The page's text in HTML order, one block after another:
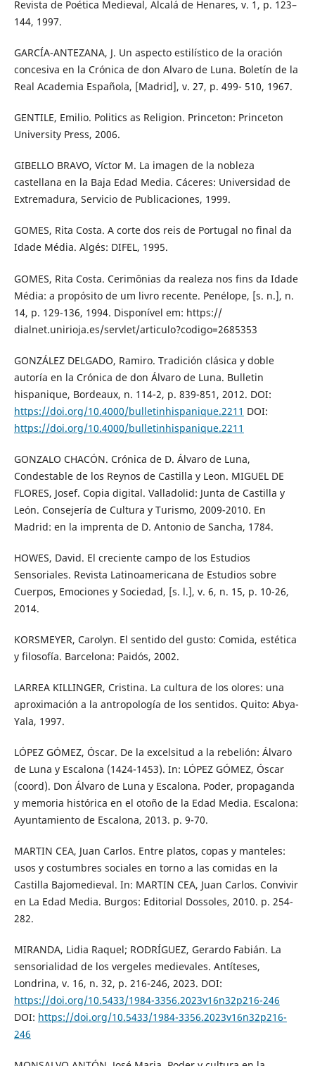
Revista de Poética Medieval, Alcalá de Henares, v. 1, p. 123–
144, 1997.
GARCÍA-ANTEZANA, J. Un aspecto estilístico de la oración
concesiva en la Crónica de don Alvaro de Luna. Boletín de la
Real Academia Española, [Madrid], v. 27, p. 499- 510, 1967.
GENTILE, Emilio. Politics as Religion. Princeton: Princeton
University Press, 2006.
GIBELLO BRAVO, Víctor M. La imagen de la nobleza
castellana en la Baja Edad Media. Cáceres: Universidad de
Extremadura, Servicio de Publicaciones, 1999.
GOMES, Rita Costa. A corte dos reis de Portugal no final da
Idade Média. Algés: DIFEL, 1995.
GOMES, Rita Costa. Cerimônias da realeza nos fins da Idade
Média: a propósito de um livro recente. Penélope, [s. n.], n.
14, p. 129-136, 1994. Disponível em: https://
dialnet.unirioja.es/servlet/articulo?codigo=2685353
GONZÁLEZ DELGADO, Ramiro. Tradición clásica y doble
autoría en la Crónica de don Álvaro de Luna. Bulletin
hispanique, Bordeaux, n. 114-2, p. 839-851, 2012. DOI:
https://doi.org/10.4000/bulletinhispanique.2211 DOI:
https://doi.org/10.4000/bulletinhispanique.2211
GONZALO CHACÓN. Crónica de D. Álvaro de Luna,
Condestable de los Reynos de Castilla y Leon. MIGUEL DE
FLORES, Josef. Copia digital. Valladolid: Junta de Castilla y
León. Consejería de Cultura y Turismo, 2009-2010. En
Madrid: en la imprenta de D. Antonio de Sancha, 1784.
HOWES, David. El creciente campo de los Estudios
Sensoriales. Revista Latinoamericana de Estudios sobre
Cuerpos, Emociones y Sociedad, [s. l.], v. 6, n. 15, p. 10-26,
2014.
KORSMEYER, Carolyn. El sentido del gusto: Comida, estética
y filosofía. Barcelona: Paidós, 2002.
LARREA KILLINGER, Cristina. La cultura de los olores: una
aproximación a la antropología de los sentidos. Quito: Abya-
Yala, 1997.
LÓPEZ GÓMEZ, Óscar. De la excelsitud a la rebelión: Álvaro
de Luna y Escalona (1424-1453). In: LÓPEZ GÓMEZ, Óscar
(coord). Don Álvaro de Luna y Escalona. Poder, propaganda
y memoria histórica en el otoño de la Edad Media. Escalona:
Ayuntamiento de Escalona, 2013. p. 9-70.
MARTIN CEA, Juan Carlos. Entre platos, copas y manteles:
usos y costumbres sociales en torno a las comidas en la
Castilla Bajomedieval. In: MARTIN CEA, Juan Carlos. Convivir
en La Edad Media. Burgos: Editorial Dossoles, 2010. p. 254-
282.
MIRANDA, Lidia Raquel; RODRÍGUEZ, Gerardo Fabián. La
sensorialidad de los vergeles medievales. Antíteses,
Londrina, v. 16, n. 32, p. 216-246, 2023. DOI:
https://doi.org/10.5433/1984-3356.2023v16n32p216-246
DOI: https://doi.org/10.5433/1984-3356.2023v16n32p216-
246